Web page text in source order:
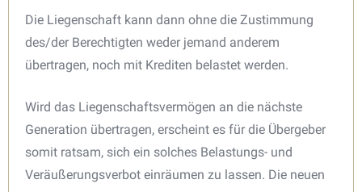
Die Liegenschaft kann dann ohne die Zustimmung
des/der Berechtigten weder jemand anderem
übertragen, noch mit Krediten belastet werden.
Wird das Liegenschaftsvermögen an die nächste
Generation übertragen, erscheint es für die Übergeber
somit ratsam, sich ein solches Belastungs- und
Veräußerungsverbot einräumen zu lassen. Die neuen